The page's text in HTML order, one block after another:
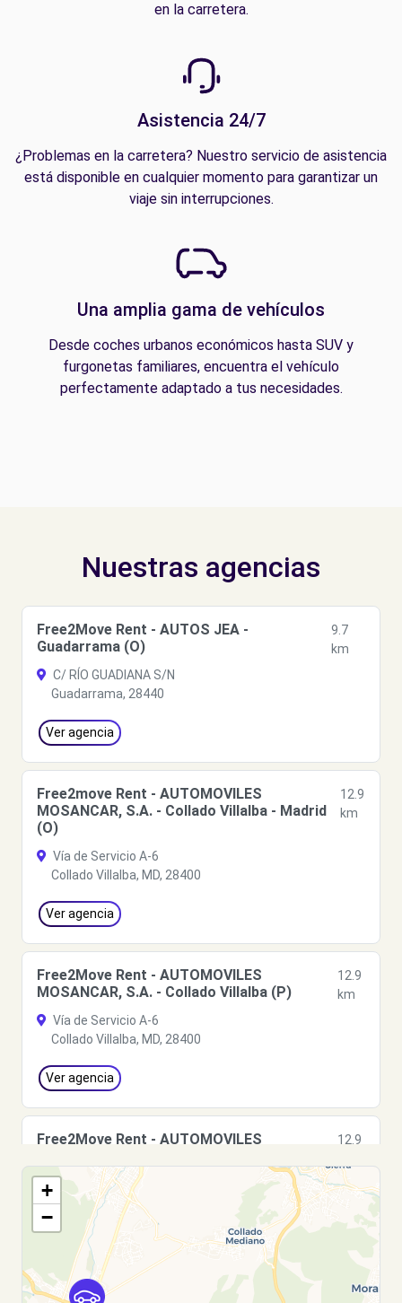
en la carretera.
Asistencia 24/7
¿Problemas en la carretera? Nuestro servicio de asistencia
está disponible en cualquier momento para garantizar un
viaje sin interrupciones.
Una amplia gama de vehículos
Desde coches urbanos económicos hasta SUV y
furgonetas familiares, encuentra el vehículo
perfectamente adaptado a tus necesidades.
Nuestras agencias
Free2Move Rent - AUTOS JEA -
Guadarrama (O)
9.7
km
C/ RÍO GUADIANA S/N
Guadarrama, 28440
Ver agencia
Free2move Rent - AUTOMOVILES
MOSANCAR, S.A. - Collado Villalba - Madrid
(O)
12.9
km
Vía de Servicio A-6
Collado Villalba, MD, 28400
Ver agencia
Free2Move Rent - AUTOMOVILES
MOSANCAR, S.A. - Collado Villalba (P)
12.9
km
Vía de Servicio A-6
Collado Villalba, MD, 28400
Ver agencia
Free2Move Rent - AUTOMOVILES
12.9
Vía de Servicio A-6
Collado Villalba, MD, 28400
Ver agencia
+
−